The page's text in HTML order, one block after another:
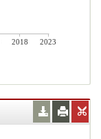
2018
2023